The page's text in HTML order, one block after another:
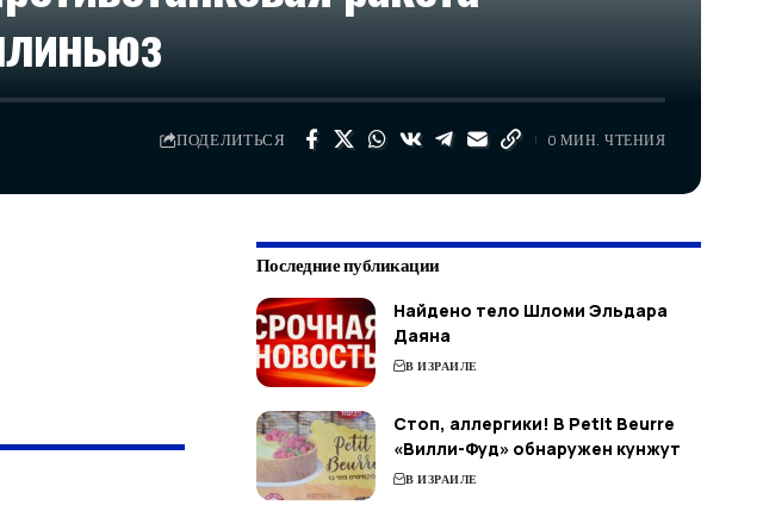
ПОДЕЛИТЬСЯ 0 МИН. ЧТЕНИЯ
Последние публикации
Найдено тело Шломи Эльдара
Даяна
В ИЗРАИЛЕ
Стоп, аллергики! В Petit Beurre
«Вилли-Фуд» обнаружен кунжут
В ИЗРАИЛЕ